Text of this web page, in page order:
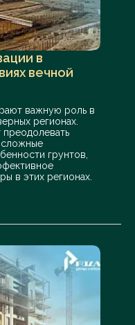
в
вечной
важную роль в
регионах.
сложные
грунтов,
в этих регионах.